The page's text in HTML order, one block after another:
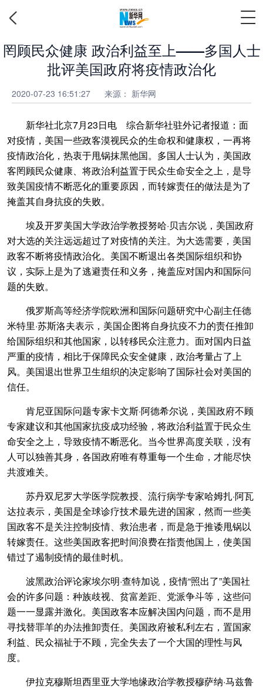
罔顾民众健康 政治利益至上——多国人士
批评美国政府将疫情政治化
2020-07-23 16:51:27 来源： 新华网
新华社北京7月23日电 综合新华社驻外记者报道：面
对疫情，美国一些政客漠视民众的生命权和健康权，一再将
疫情政治化，热衷于甩锅抹黑他国。多国人士认为，美国政
客罔顾民众健康、将政治利益置于民众生命安全之上，是导
致美国疫情不断恶化的重要原因，而转嫁责任的做法是为了
掩盖其自身抗疫的失败。
埃及开罗美国大学政治学教授努哈·贝吉尔说，美国政府
对大选的关注远远超过了对疫情的关注。为大选需要，美国
政客不断将疫情政治化。美国不断退出各类国际组织和协
议，实际上是为了逃避责任和义务，掩盖应对国内和国际问
题的失败。
俄罗斯高等经济学院欧洲和国际问题研究中心副主任德
米特里·苏斯洛夫表示，美国企图将自身抗疫不力的责任推卸
给国际组织和其他国家，以转移民众注意力。面对国内日益
严重的疫情，相比于保障民众安全健康，政治考量占了上
风。美国退出世界卫生组织的决定影响了国际社会对美国的
信任。
肯尼亚国际问题专家卡文斯·阿德希尔说，美国政府不顾
专家建议和其他国家抗疫成功经验，将政治利益置于民众生
命安全之上，导致疫情不断恶化。当今世界高度关联，没有
人可以独善其身，各国政府唯有尊重每一个生命，才能尽快
共渡难关。
苏丹双尼罗大学医学院教授、流行病学专家哈姆扎·阿瓦
达拉表示，美国是全球诊疗技术最先进的国家，然而一些美
国政客不是关注控制疫情、救治患者，而是急于推诿甩锅以
转嫁责任。这些美国政客把时间浪费在指责他国上，使美国
错过了遏制疫情的最佳时机。
波黑政治评论家埃尔明·查特加说，疫情“照出了”美国社
会的许多问题：种族歧视、贫富差距、党派争斗等，这些问
题一一显露并激化。美国政客本应解决国内问题，而不是用
寻找替罪羊的办法推卸责任。美国政府被私利左右，置国家
利益、民众福祉于不顾，完全失去了一个大国的理性与风
度。
伊拉克穆斯坦西里亚大学地缘政治学教授穆萨纳·马兹鲁